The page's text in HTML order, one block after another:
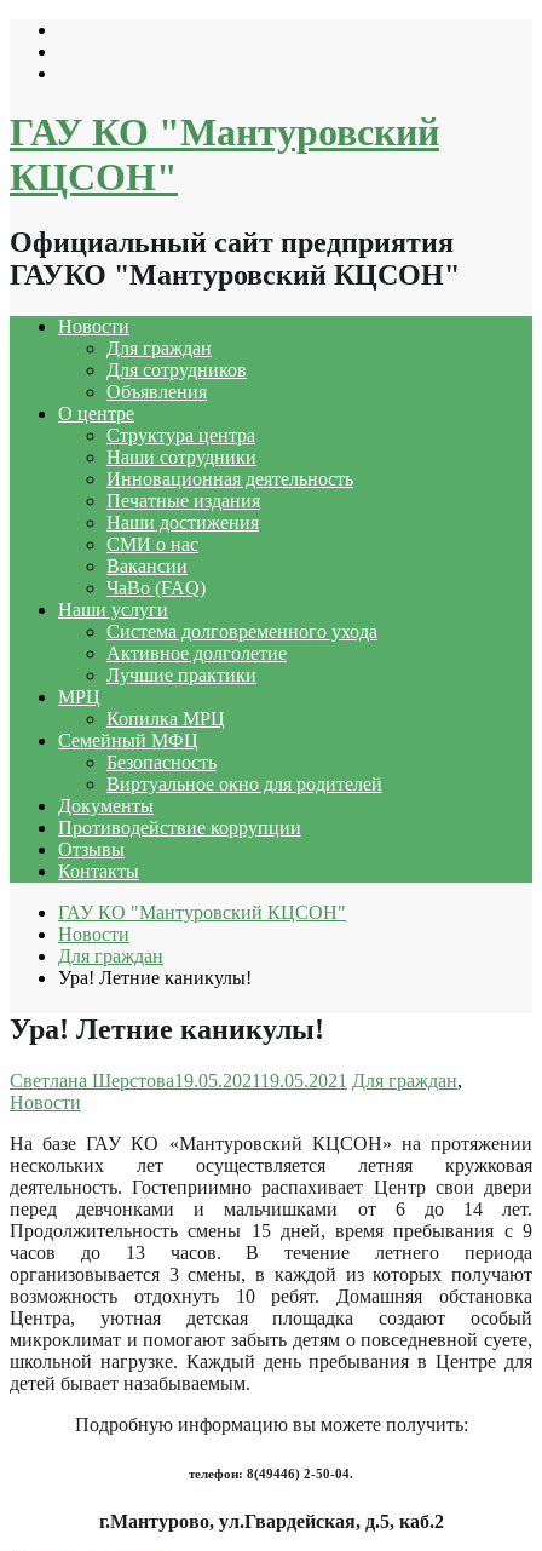
Перейти
содержимому
ГАУ КО "Мантуровский
КЦСОН"
Официальный сайт предприятия
ГАУКО "Мантуровский КЦСОН"
Новости
Для граждан
Для сотрудников
Объявления
О центре
Структура центра
Наши сотрудники
Инновационная деятельность
Печатные издания
Наши достижения
СМИ о нас
Вакансии
ЧаВо (FAQ)
Наши услуги
Система долговременного ухода
Активное долголетие
Лучшие практики
МРЦ
Копилка МРЦ
Семейный МФЦ
Безопасность
Виртуальное окно для родителей
Документы
Противодействие коррупции
Отзывы
Контакты
ГАУ КО "Мантуровский КЦСОН"
Новости
Для граждан
Ура! Летние каникулы!
Ура! Летние каникулы!
Светлана Шерстова19.05.202119.05.2021 Для граждан,
Новости
На базе ГАУ КО «Мантуровский КЦСОН» на протяжении
нескольких лет осуществляется летняя кружковая
деятельность. Гостеприимно распахивает Центр свои двери
перед девчонками и мальчишками от 6 до 14 лет.
Продолжительность смены 15 дней, время пребывания с 9
часов до 13 часов. В течение летнего периода
организовывается 3 смены, в каждой из которых получают
возможность отдохнуть 10 ребят. Домашняя обстановка
Центра, уютная детская площадка создают особый
микроклимат и помогают забыть детям о повседневной суете,
школьной нагрузке. Каждый день пребывания в Центре для
детей бывает назабываемым.
Подробную информацию вы можете получить:
телефон: 8(49446) 2-50-04.
г.Мантурово, ул.Гвардейская, д.5, каб.2